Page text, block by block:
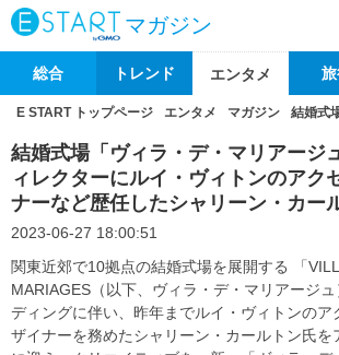
マガジン
総合 トレンド エンタメ
E START トップページ エンタメ マガジン 結婚式
結婚式場「ヴィラ・デ・マリアージ
ィレクターにルイ・ヴィトンのアク
ナーなど歴任したシャリーン・カー
2023-06-27 18:00:51
関東近郊で10拠点の結婚式場を展開する 「
MARIAGES（以下、ヴィラ・デ・マリアージ
ディングに伴い、昨年までルイ・ヴィトンのア
ザイナーを務めたシャリーン・カールトン氏を